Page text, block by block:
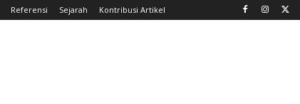
Referensi Sejarah Kontribusi Artikel